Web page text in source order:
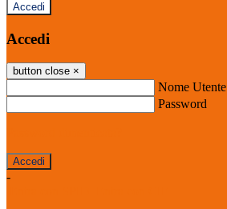
Accedi
Accedi
button close ×
Nome Utente
Password
-